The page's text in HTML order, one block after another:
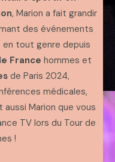
, Marion a fait grandir
des événements
tout genre depuis
France hommes et
de Paris 2024,
médicales,
aussi Marion que vous
TV lors du Tour de
!